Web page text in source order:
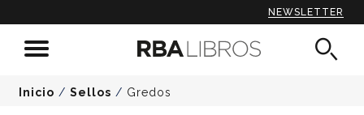
NEWSLETTER
Inicio / Sellos / Gredos